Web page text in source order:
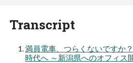
Transcript
満員電車、つらくないですか
時代へ ～新潟県へのオフィス